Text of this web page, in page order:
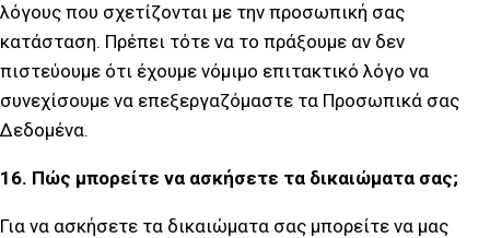
λόγους που σχετίζονται με την προσωπική σας
κατάσταση. Πρέπει τότε να το πράξουμε αν δεν
πιστεύουμε ότι έχουμε νόμιμο επιτακτικό λόγο να
συνεχίσουμε να επεξεργαζόμαστε τα Προσωπικά σας
Δεδομένα.
16. Πώς μπορείτε να ασκήσετε τα δικαιώματα σας;
Για να ασκήσετε τα δικαιώματα σας μπορείτε να μας